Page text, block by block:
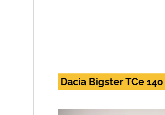
Dacia Bigster TCe